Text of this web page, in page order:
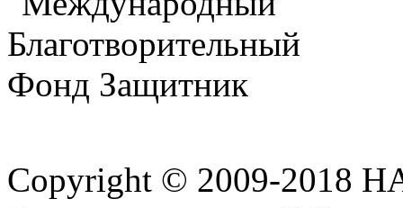
Copyright © 2009-2018